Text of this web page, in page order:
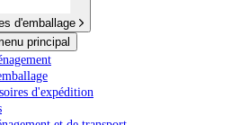
d'emballage
principal
d'expédition